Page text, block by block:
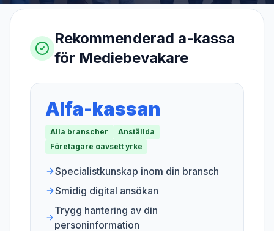
Rekommenderad a-kassa
för Mediebevakare
Alfa-kassan
Alla branscher
Anställda
Företagare oavsett yrke
Specialistkunskap inom din bransch
Smidig digital ansökan
Trygg hantering av din
personinformation